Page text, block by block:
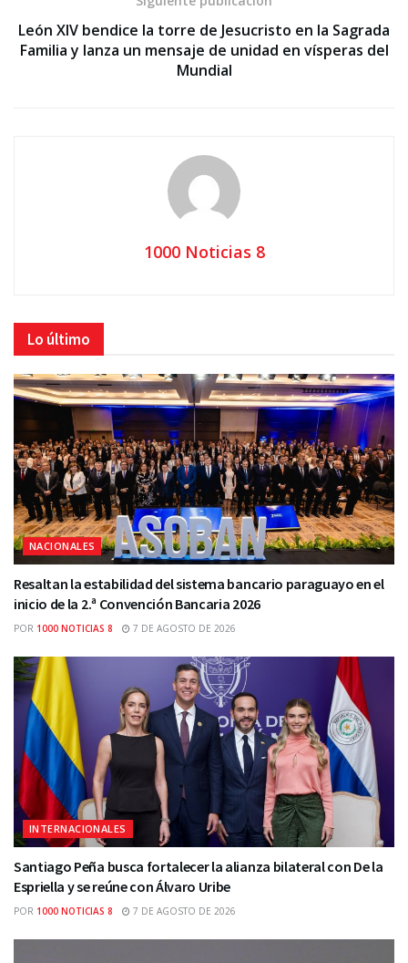
León XIV bendice la torre de Jesucristo en la Sagrada
Familia y lanza un mensaje de unidad en vísperas del
Mundial
1000 Noticias 8
Lo último
NACIONALES
Resaltan la estabilidad del sistema bancario paraguayo en el
inicio de la 2.ª Convención Bancaria 2026
POR 1000 NOTICIAS 8 7 DE AGOSTO DE 2026
INTERNACIONALES
Santiago Peña busca fortalecer la alianza bilateral con De la
Espriella y se reúne con Álvaro Uribe
POR 1000 NOTICIAS 8 7 DE AGOSTO DE 2026